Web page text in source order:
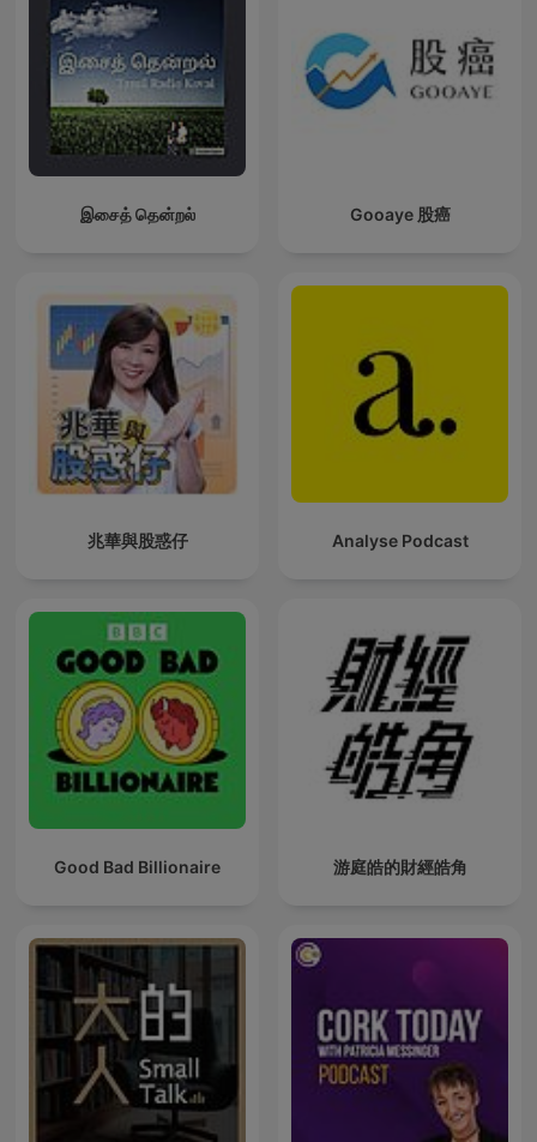
இசைத் தென்றல் Gooaye 股癌
兆華與股惑仔 Analyse Podcast
Good Bad Billionaire 游庭皓的財經皓角